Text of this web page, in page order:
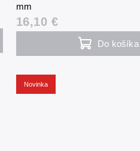
mm
16,10 €
Do košíka
Novinka